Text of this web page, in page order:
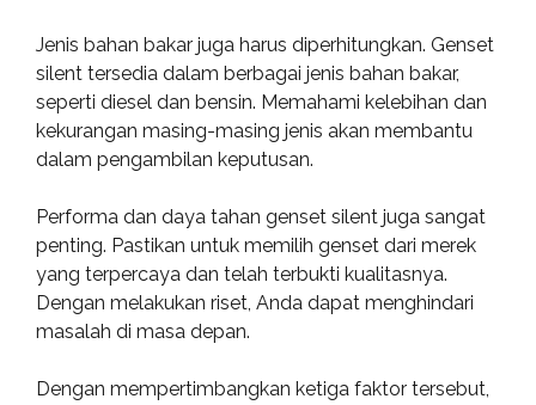
Jenis bahan bakar juga harus diperhitungkan. Genset
silent tersedia dalam berbagai jenis bahan bakar,
seperti diesel dan bensin. Memahami kelebihan dan
kekurangan masing-masing jenis akan membantu
dalam pengambilan keputusan.
Performa dan daya tahan genset silent juga sangat
penting. Pastikan untuk memilih genset dari merek
yang terpercaya dan telah terbukti kualitasnya.
Dengan melakukan riset, Anda dapat menghindari
masalah di masa depan.
Dengan mempertimbangkan ketiga faktor tersebut,